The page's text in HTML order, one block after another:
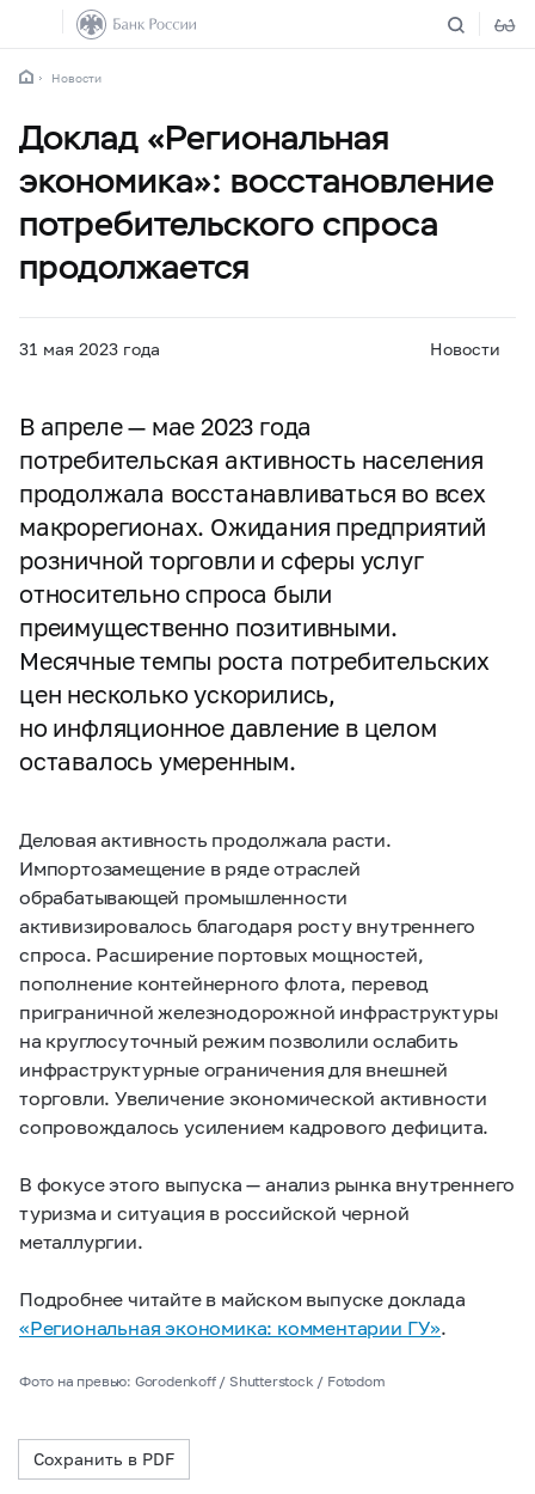
Новости
Доклад «Региональная
экономика»: восстановление
потребительского спроса
продолжается
31 мая 2023 года Новости
В апреле — мае 2023 года
потребительская активность населения
продолжала восстанавливаться во всех
макрорегионах. Ожидания предприятий
розничной торговли и сферы услуг
относительно спроса были
преимущественно позитивными.
Месячные темпы роста потребительских
цен несколько ускорились,
но инфляционное давление в целом
оставалось умеренным.
Деловая активность продолжала расти.
Импортозамещение в ряде отраслей
обрабатывающей промышленности
активизировалось благодаря росту внутреннего
спроса. Расширение портовых мощностей,
пополнение контейнерного флота, перевод
приграничной железнодорожной инфраструктуры
на круглосуточный режим позволили ослабить
инфраструктурные ограничения для внешней
торговли. Увеличение экономической активности
сопровождалось усилением кадрового дефицита.
В фокусе этого выпуска — анализ рынка внутреннего
туризма и ситуация в российской черной
металлургии.
Подробнее читайте в майском выпуске доклада
«Региональная экономика: комментарии ГУ».
Фото на превью: Gorodenkoff / Shutterstock / Fotodom
Сохранить в PDF